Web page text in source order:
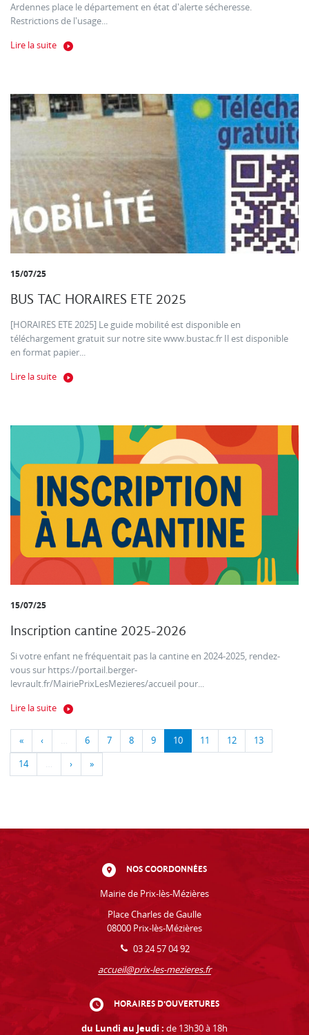
Ardennes place le département en état d'alerte sécheresse.
Restrictions de l'usage...
Lire la suite
15/07/25
BUS TAC HORAIRES ETE 2025
[HORAIRES ETE 2025] Le guide mobilité est disponible en
téléchargement gratuit sur notre site www.bustac.fr Il est disponible
en format papier...
Lire la suite
15/07/25
Inscription cantine 2025-2026
Si votre enfant ne fréquentait pas la cantine en 2024-2025, rendez-
vous sur https://portail.berger-
levrault.fr/MairiePrixLesMezieres/accueil pour...
Lire la suite
« ‹ … 6 7 8 9 10 11 12 13
14 … › »
NOS COORDONNÉES
Mairie de Prix-lès-Mézières
Place Charles de Gaulle
08000 Prix-lès-Mézières
03 24 57 04 92
accueil@prix-les-mezieres.fr
HORAIRES D'OUVERTURES
du Lundi au Jeudi : de 13h30 à 18h